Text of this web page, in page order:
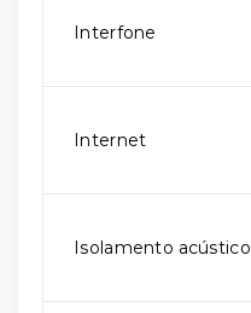
Interfone
Internet
Isolamento acústico